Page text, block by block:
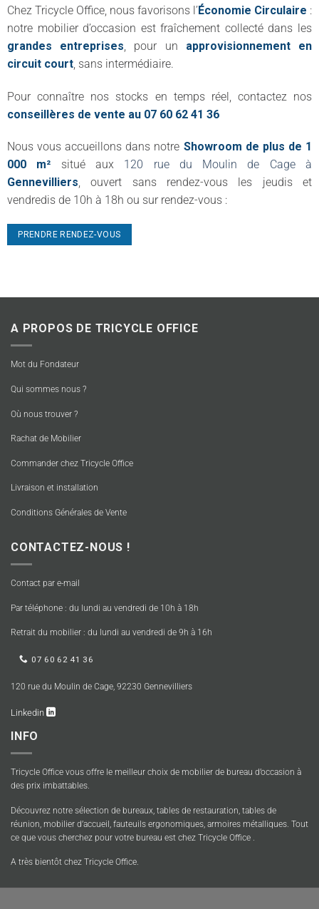
Chez Tricycle Office, nous favorisons l’Économie Circulaire :
notre mobilier d’occasion est fraîchement collecté dans les
grandes entreprises , pour un approvisionnement en
circuit court , sans intermédiaire.
Pour connaître nos stocks en temps réel, contactez nos
conseillères de vente au 07 60 62 41 36
Nous vous accueillons dans notre Showroom de plus de 1
000 m² situé aux 120 rue du Moulin de Cage à
Gennevilliers, ouvert sans rendez-vous les jeudis et
vendredis de 10h à 18h ou sur rendez-vous :
PRENDRE RENDEZ-VOUS
A PROPOS DE TRICYCLE OFFICE
Mot du Fondateur
Qui sommes nous ?
Où nous trouver ?
Rachat de Mobilier
Commander chez Tricycle Office
Livraison et installation
Conditions Générales de Vente
CONTACTEZ-NOUS !
Contact par e-mail
Par téléphone : du lundi au vendredi de 10h à 18h
Retrait du mobilier : du lundi au vendredi de 9h à 16h
07 60 62 41 36
120 rue du Moulin de Cage, 92230 Gennevilliers
Linkedin
INFO
Tricycle Office vous offre le meilleur choix de mobilier de bureau d’occasion à
des prix imbattables.
Découvrez notre sélection de bureaux, tables de restauration, tables de
réunion, mobilier d’accueil, fauteuils ergonomiques, armoires métalliques. Tout
ce que vous cherchez pour votre bureau est chez Tricycle Office .
A très bientôt chez Tricycle Office.